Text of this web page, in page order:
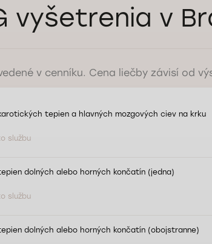
vyšetrenia v
v cenníku. Cena liečby závisí od
tepien a hlavných mozgových ciev na krku
službu
dolných alebo horných končatín (jedna)
službu
dolných alebo horných končatín (obojstranne)